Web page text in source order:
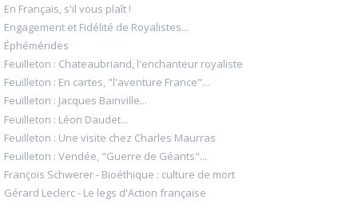
En Français, s'il vous plaît !
Engagement et Fidélité de Royalistes...
Éphémérides
Feuilleton : Chateaubriand, l'enchanteur royaliste
Feuilleton : En cartes, "l'aventure France"...
Feuilleton : Jacques Bainville...
Feuilleton : Léon Daudet...
Feuilleton : Une visite chez Charles Maurras
Feuilleton : Vendée, "Guerre de Géants"...
François Schwerer - Bioéthique : culture de mort
Gérard Leclerc - Le legs d'Action française